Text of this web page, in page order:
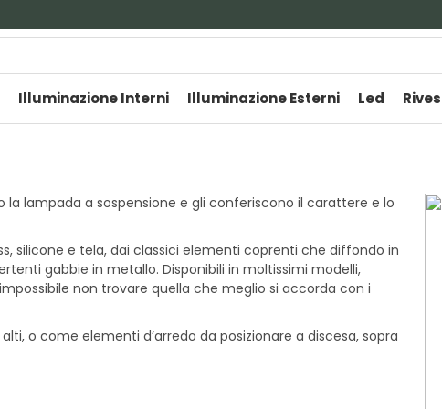
Illuminazione Interni Illuminazione Esterni Led
lampada a sospensione e gli conferiscono il carattere e lo
silicone e tela, dai classici elementi coprenti che diffondo in
gabbie in metallo. Disponibili in moltissimi modelli,
non trovare quella che meglio si accorda con i
o come elementi d’arredo da posizionare a discesa, sopra